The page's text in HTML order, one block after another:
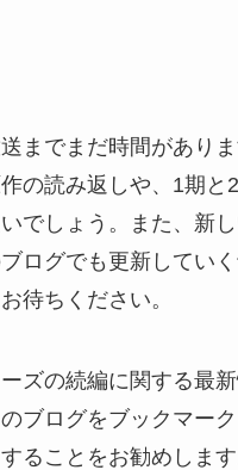
までまだ時間がありま
の読み返しや、1期と
でしょう。また、新
ログでも更新してい
待ちください。
ーズの続編に関する最
ブログをブックマーク
ることをお勧めしま